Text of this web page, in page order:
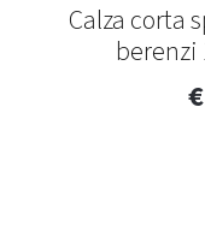
Calza corta